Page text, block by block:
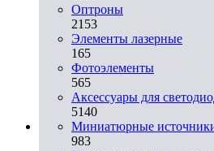
Оптроны
2153
Элементы лазерные
165
Фотоэлементы
565
Аксессуары для
5140
Миниатюрные
983